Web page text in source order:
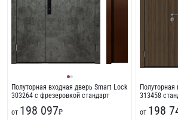
Полуторная входная дверь Smart Lock
303264 с фрезеровкой стандарт
от 198 097₽
Полуторная
313458
от 198